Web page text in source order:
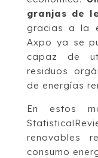
granjas de
gracias a la
Axpo ya se
capaz de
residuos
de energías
En estos
renovables
consumo